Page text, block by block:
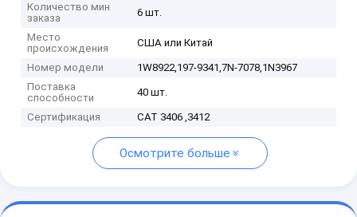
Количество мин
заказа
6 шт.
Место
происхождения
США или Китай
Номер модели
1W8922,197-9341,7N-7078,1N3967
Поставка
способности
40 шт.
Сертификация CAT 3406 ,3412
Осмотрите больше